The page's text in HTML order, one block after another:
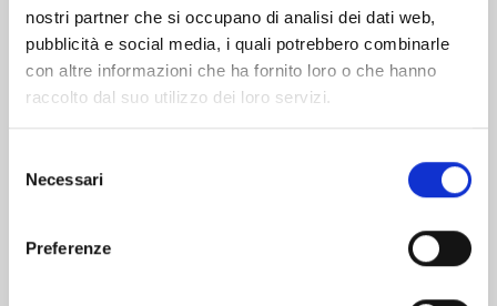
nostri partner che si occupano di analisi dei dati web,
pubblicità e social media, i quali potrebbero combinarle
con altre informazioni che ha fornito loro o che hanno
raccolto dal suo utilizzo dei loro servizi.
delNecessari
Preferenze